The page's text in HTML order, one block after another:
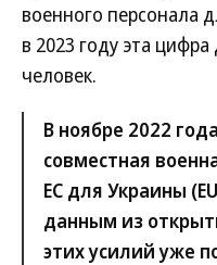
военного персонала
в 2023 году эта
человек.
В ноябре 2022
совместная
ЕС для Украины
данным из
этих усилий уже